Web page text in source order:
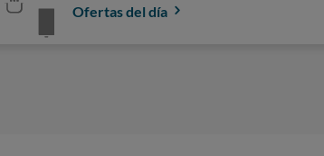
Ofertas del día